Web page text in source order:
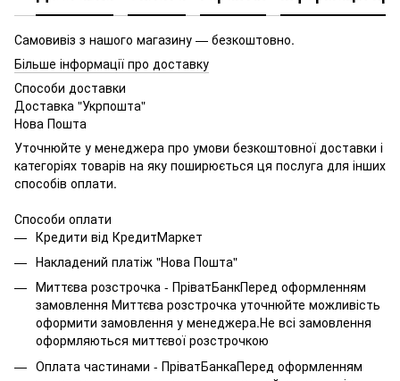
Самовивіз з нашого магазину — безкоштовно.
Більше інформації про доставку
Способи доставки
Доставка "Укрпошта"
Нова Пошта
Уточнюйте у менеджера про умови безкоштовної доставки і
категоріях товарів на яку поширюється ця послуга для інших
способів оплати.
Способи оплати
Кредити від КредитМаркет
Накладений платіж "Нова Пошта"
Миттєва розстрочка - ПріватБанкПеред оформленням
замовлення Миттєва розстрочка уточнюйте можливість
оформити замовлення у менеджера.Не всі замовлення
оформляються миттєвої розстрочкою
Оплата частинами - ПріватБанкаПеред оформленням